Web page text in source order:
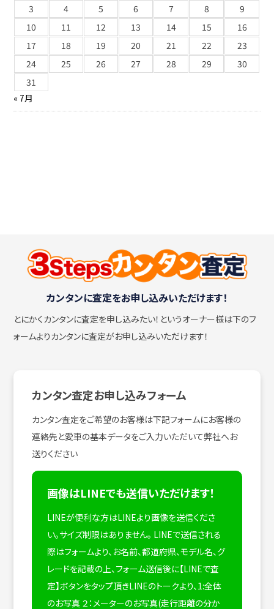
3
4 5 6 7 8
9
10
11 12 13 14 15
16
17
18 19 20 21 22
23
24
25 26 27 28 29
30
31
« 7月
カンタンに査定をお申し込みいただけます！
とにかくカンタンに査定を申し込みたい！ というオーナー様は下のフ
ォームよりカンタンに査定がお申し込みいただけます！
カンタン査定お申し込みフォーム
カンタン査定をご希望のお客様は下記フォームにお客様の
連絡先と愛車の基本データをご入力いただいて弊社へお
送りください
画像はLINEでも送信いただけます！
LINEが便利な方はLINEより画像を送信くださ
い。サイズ制限はありません。 LINEで送信される
際はフォームより、お名前、都道府県、モデル名、グ
レードを記載の上、フォーム送信後に【LINEで査
定】ボタンをタップ頂きLINEのトークより、1:全体
のお写真 ２：メーターのお写真(走行距離の分か